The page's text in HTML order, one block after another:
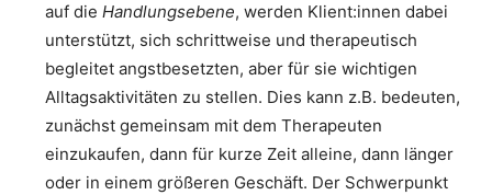
auf die Handlungsebene, werden Klient:innen dabei
unterstützt, sich schrittweise und therapeutisch
begleitet angstbesetzten, aber für sie wichtigen
Alltagsaktivitäten zu stellen. Dies kann z.B. bedeuten,
zunächst gemeinsam mit dem Therapeuten
einzukaufen, dann für kurze Zeit alleine, dann länger
oder in einem größeren Geschäft. Der Schwerpunkt